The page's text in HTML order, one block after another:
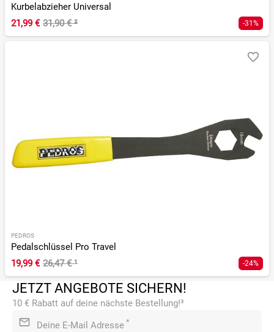
Kurbelabzieher Universal
21,99 € 31,90 €² -31%
PEDROS
Pedalschlüssel Pro Travel
19,99 € 26,47 €¹ -24%
JETZT ANGEBOTE SICHERN!
10 € Rabatt auf deine nächste Bestellung!³
Deine E-Mail Adresse *